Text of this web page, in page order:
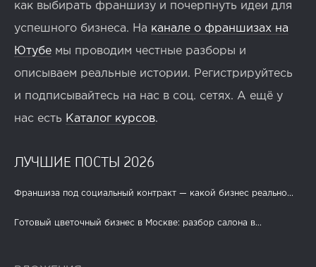
как выбирать франшизу и почерпнуть идеи для
успешного бизнеса. На канале о франшизах на
Ютубе мы проводим честные разборы и
описываем реальные истории. Регистрируйтесь
и подписывайтесь на нас в соц. сетях. А ещё у
нас есть Каталог курсов.
ЛУЧШИЕ ПОСТЫ 2026
Франшиза под социальный контракт — какой бизнес реально...
Готовый цветочный бизнес в Москве: разбор салона в...